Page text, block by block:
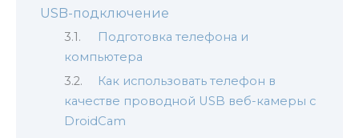
USB-подключение
Подготовка телефона и
компьютера
Как использовать телефон в
качестве проводной USB веб-камеры с
DroidCam